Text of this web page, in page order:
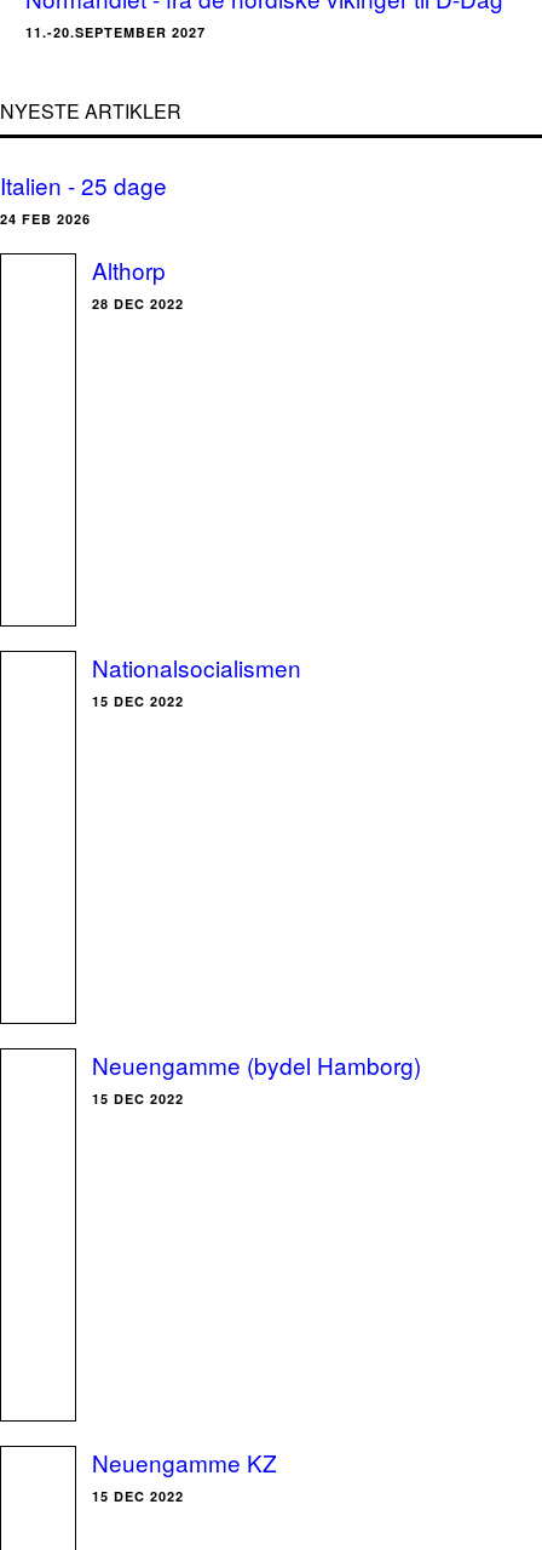
11.-20.SEPTEMBER 2027
NYESTE ARTIKLER
Italien - 25 dage
24 FEB 2026
Althorp
28 DEC 2022
Nationalsocialismen
15 DEC 2022
Neuengamme (bydel Hamborg)
15 DEC 2022
Neuengamme KZ
15 DEC 2022